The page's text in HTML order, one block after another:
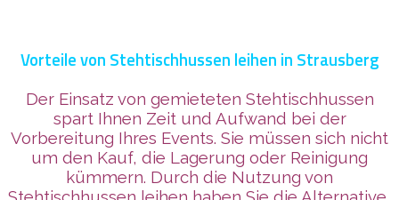
Vorteile von Stehtischhussen leihen in Strausberg
Der Einsatz von gemieteten Stehtischhussen
spart Ihnen Zeit und Aufwand bei der
Vorbereitung Ihres Events. Sie müssen sich nicht
um den Kauf, die Lagerung oder Reinigung
kümmern. Durch die Nutzung von